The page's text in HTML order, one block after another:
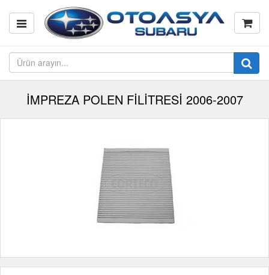
İMPREZA POLEN FİLİTRESİ 2006-2007